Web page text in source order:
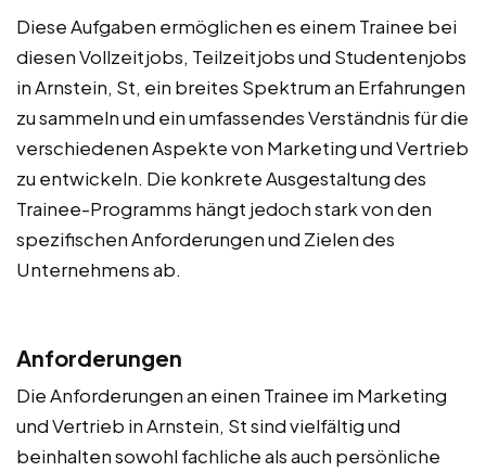
Diese Aufgaben ermöglichen es einem Trainee bei
diesen Vollzeitjobs, Teilzeitjobs und Studentenjobs
in Arnstein, St, ein breites Spektrum an Erfahrungen
zu sammeln und ein umfassendes Verständnis für die
verschiedenen Aspekte von Marketing und Vertrieb
zu entwickeln. Die konkrete Ausgestaltung des
Trainee-Programms hängt jedoch stark von den
spezifischen Anforderungen und Zielen des
Unternehmens ab.
Anforderungen
Die Anforderungen an einen Trainee im Marketing
und Vertrieb in Arnstein, St sind vielfältig und
beinhalten sowohl fachliche als auch persönliche